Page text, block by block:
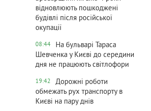
відновлюють пошкоджені
будівлі після російської
окупації
08:44
На бульварі Тараса
Шевченка у Києві до середини
дня не працюють світлофори
19:42
Дорожні роботи
обмежать рух транспорту в
Києві на пару днів